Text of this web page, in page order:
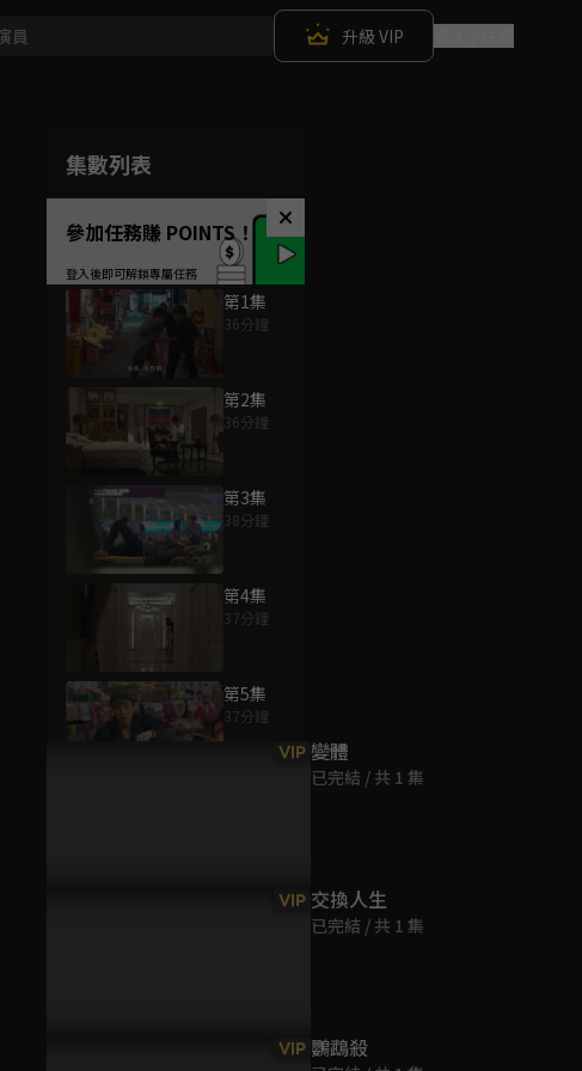
升級 VIP
集數列表
參加任務賺 POINTS！
第1集
36分鐘
第2集
36分鐘
第3集
38分鐘
第4集
37分鐘
第5集
37分鐘
為您推薦
VIP 變體
已完結 / 共 1 集
VIP 交換人生
已完結 / 共 1 集
VIP 鸚鵡殺